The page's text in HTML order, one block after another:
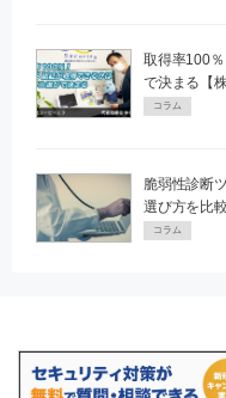
取得率100
で決まる【
コラム
脆弱性診断
選び方を比較
コラム